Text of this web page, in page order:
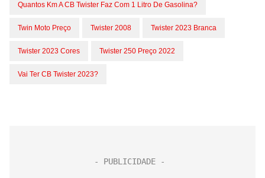
Quantos Km A CB Twister Faz Com 1 Litro De Gasolina?
Twin Moto Preço Twister 2008 Twister 2023 Branca
Twister 2023 Cores Twister 250 Preço 2022
Vai Ter CB Twister 2023?